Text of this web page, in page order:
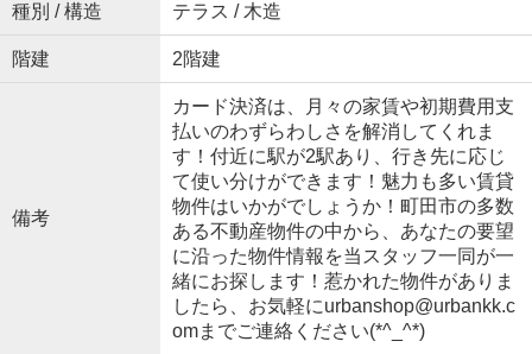
種別 / 構造 テラス / 木造
階建 2階建
備考
カード決済は、月々の家賃や初期費用支
払いのわずらわしさを解消してくれま
す！付近に駅が2駅あり、行き先に応じ
て使い分けができます！魅力も多い賃貸
物件はいかがでしょうか！町田市の多数
ある不動産物件の中から、あなたの要望
に沿った物件情報を当スタッフ一同が一
緒にお探します！惹かれた物件がありま
したら、お気軽にurbanshop@urbankk.c
omまでご連絡ください(*^_^*)